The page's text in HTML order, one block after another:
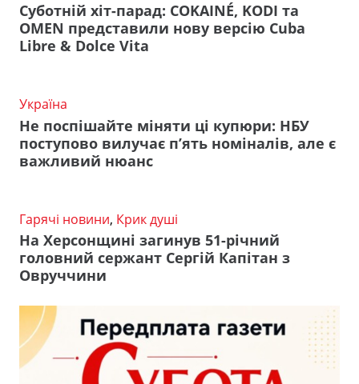
Суботній хіт-парад: COKAINÉ, KODI та
OMEN представили нову версію Cuba
Libre & Dolce Vita
Україна
Не поспішайте міняти ці купюри: НБУ
поступово вилучає п’ять номіналів, але є
важливий нюанс
Гарячі новини, Крик душі
На Херсонщині загинув 51-річний
головний сержант Сергій Капітан з
Овруччини